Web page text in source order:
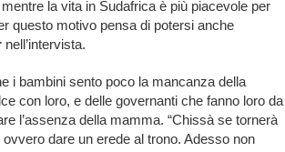
la vita in Sudafrica è più piacevole per
questo motivo pensa di potersi anche
nell’intervista.
i bambini sento poco la mancanza della
con loro, e delle governanti che fanno loro da
l’assenza della mamma. “Chissà se tornerà
ovvero dare un erede al trono. Adesso non